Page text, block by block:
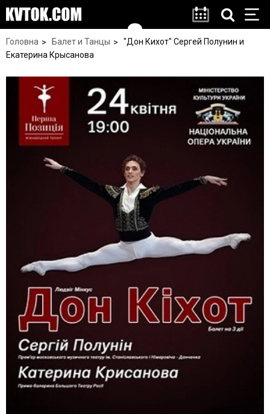
Головна Балет и Танцы
"Дон Кихот" Сергей Полунин и
Екатерина Крысанова